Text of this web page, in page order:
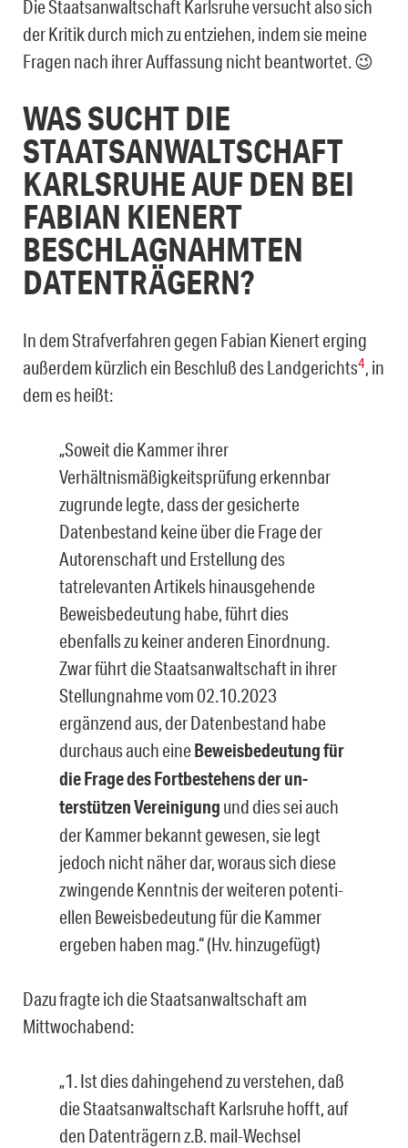
Die Staatsanwaltschaft Karlsruhe versucht also sich
der Kritik durch mich zu entziehen, indem sie meine
Fragen nach ihrer Auffassung nicht beantwortet. 😉
WAS SUCHT DIE
STAATSANWALTSCHAFT
KARLSRUHE AUF DEN BEI
FABIAN KIENERT
BESCHLAGNAHMTEN
DATENTRÄGERN?
In dem Strafverfahren gegen Fabian Kienert erging
außerdem kürzlich ein Beschluß des Landgerichts4, in
dem es heißt:
„Soweit die Kammer ihrer
Verhältnismäßigkeitsprüfung erkennbar
zugrunde legte, dass der gesicherte
Datenbestand keine über die Frage der
Autorenschaft und Er­stellung des
tatrelevanten Artikels hinausgehende
Beweisbedeutung habe, führt dies
ebenfalls zu keiner anderen Einordnung.
Zwar führt die Staatsanwaltschaft in ihrer
Stellungnahme vom 02.10.2023
ergänzend aus, der Datenbestand habe
durchaus auch eineBeweisbedeutung für
die Frage des Fortbestehens der un­
terstützen Vereinigung und dies sei auch
der Kammer bekannt gewesen, sie legt
jedoch nicht näher dar, woraus sich diese
zwingende Kenntnis der weiteren potenti­
ellen Beweisbedeutung für die Kammer
ergeben haben mag.“ (Hv. hinzugefügt)
Dazu fragte ich die Staatsanwaltschaft am
Mittwochabend:
„1. Ist dies dahingehend zu verstehen, daß
die Staatsanwaltschaft Karlsruhe hofft, auf
den Datenträgern z.B. mail-Wechsel